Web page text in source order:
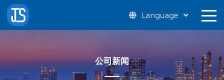
Language
公司新闻